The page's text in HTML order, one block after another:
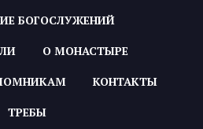
БОГОСЛУЖЕНИЙ
О МОНАСТЫРЕ
КОНТАКТЫ
ТРЕБЫ